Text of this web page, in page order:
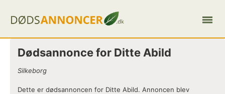
Dødsannonce for Ditte Abild
Silkeborg
Dette er dødsannoncen for Ditte Abild. Annoncen blev